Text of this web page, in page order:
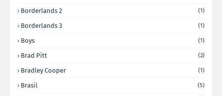
Borderlands 2 (1)
Borderlands 3 (1)
Boys (1)
Brad Pitt (2)
Bradley Cooper (1)
Brasil (5)